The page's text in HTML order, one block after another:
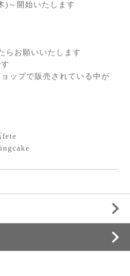
)～開始いたします
らお願いいたします
ップで販売されている中が
fete